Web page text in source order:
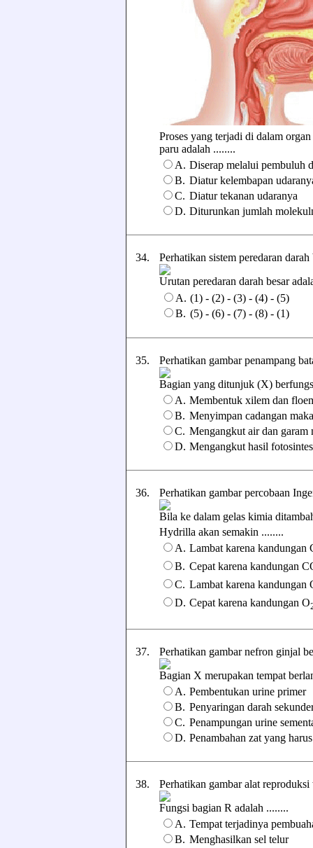
Proses yang terjadi di dalam
paru adalah ........
A. Diserap melalui pembuluh
B. Diatur kelembapan
C. Diatur tekanan udaranya
D. Diturunkan jumlah
34.
Perhatikan sistem peredaran
Urutan peredaran darah besar
A. (1) - (2) - (3) - (4) - (5)
B. (5) - (6) - (7) - (8) - (1)
35.
Perhatikan gambar penampang
Bagian yang ditunjuk (X)
A. Membentuk xilem dan
B. Menyimpan cadangan
C. Mengangkut air dan garam
D. Mengangkut hasil
36.
Perhatikan gambar percobaan
Bila ke dalam gelas kimia
Hydrilla akan semakin ........
A. Lambat karena kandungan
B. Cepat karena kandungan
C. Lambat karena kandungan
D. Cepat karena kandungan O
37.
Perhatikan gambar nefron ginjal
Bagian X merupakan tempat
A. Pembentukan urine primer
B. Penyaringan darah
C. Penampungan urine
D. Penambahan zat yang
38.
Perhatikan gambar alat
Fungsi bagian R adalah ........
A. Tempat terjadinya
B. Menghasilkan sel telur